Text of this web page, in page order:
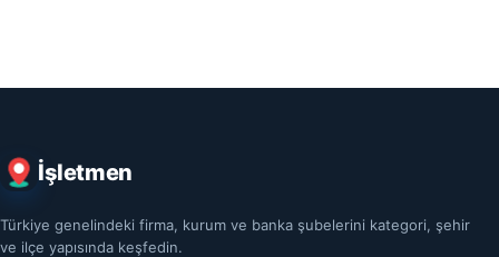
İşletmen
Türkiye genelindeki firma, kurum ve banka şubelerini kategori, şehir
ve ilçe yapısında keşfedin.